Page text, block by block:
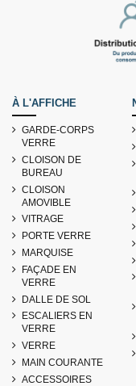
À L'AFFICHE
GARDE-CORPS
VERRE
CLOISON DE
BUREAU
CLOISON
AMOVIBLE
VITRAGE
PORTE VERRE
MARQUISE
FAÇADE EN
VERRE
DALLE DE SOL
ESCALIERS EN
VERRE
VERRE
MAIN COURANTE
ACCESSOIRES